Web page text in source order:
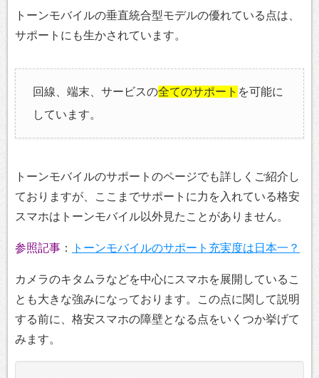
トーンモバイルの垂直統合型モデルの優れている点は、
サポートにも生かされています。
回線、端末、サービスの全てのサポート を可能に
しています。
トーンモバイルのサポートのページでも詳しくご紹介し
ておりますが、ここまでサポートに力を入れている格安
スマホはトーンモバイル以外見たことがありません。
参照記事 ： トーンモバイルのサポート充実度は日本一？
カメラのキタムラなどを中心にスマホを展開しているこ
とも大きな強みになっております。この点に関して説明
する前に、格安スマホの障壁となる点をいくつか挙げて
みます。